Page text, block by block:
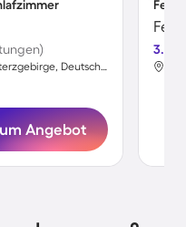
Tharandt, Sächsische Schweiz-Osterzgebirge, Deutschland
Angebot
3.5